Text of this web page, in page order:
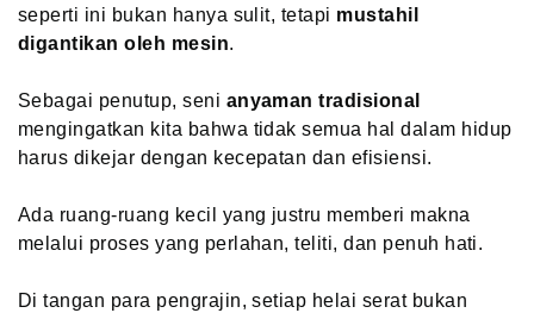
seperti ini bukan hanya sulit, tetapi mustahil
digantikan oleh mesin.
Sebagai penutup, seni anyaman tradisional
mengingatkan kita bahwa tidak semua hal dalam hidup
harus dikejar dengan kecepatan dan efisiensi.
Ada ruang-ruang kecil yang justru memberi makna
melalui proses yang perlahan, teliti, dan penuh hati.
Di tangan para pengrajin, setiap helai serat bukan